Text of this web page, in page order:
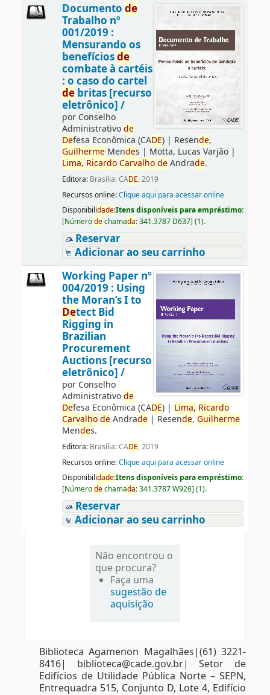
Documento de
Trabalho nº
001/2019 :
Mensurando os
benefíciosde
combate à cartéis
: o caso do cartel
debritas [recurso
eletrônico] /
por Conselho
Administrativode
Defesa Econômica (CADE)| Resende,
GuilhermeMendes | Motta, Lucas Varjão|
Lima, Ricardo Carvalho deAndrade.
Editora: Brasília: CADE, 2019
Recursos online:Clique aqui para acessar online
Disponibilidade:Itens disponíveis para empréstimo:
[Númerodechamada:341.3787 D637] (1).
Reservar
Adicionar ao seu carrinho
Working Paper nº
004/2019 : Using
the Moran’s I to
Detect Bid
Rigging in
Brazilian
Procurement
Auctions [recurso
eletrônico] /
por Conselho
Administrativode
Defesa Econômica (CADE)| Lima, Ricardo
Carvalho deAndrade| Resende, Guilherme
Mendes.
Editora: Brasília: CADE, 2019
Recursos online:Clique aqui para acessar online
Disponibilidade:Itens disponíveis para empréstimo:
[Númerodechamada:341.3787 W926] (1).
Reservar
Adicionar ao seu carrinho
Não encontrou o
que procura?
Faça uma
sugestão de
aquisição
Biblioteca Agamenon Magalhães|(61) 3221-
8416| biblioteca@cade.gov.br| Setor de
Edifícios de Utilidade Pública Norte – SEPN,
Entrequadra 515, Conjunto D, Lote 4, Edifício